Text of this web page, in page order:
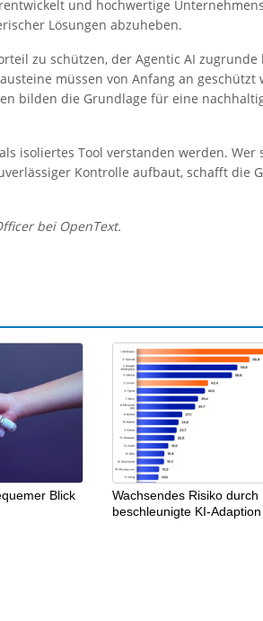
und hochwertige
Lösungen abzuheben.
zu schützen, der Agentic AI zugrunde
müssen von Anfang an geschützt
bilden die Grundlage für eine
isoliertes Tool verstanden werden. Wer
Kontrolle aufbaut, schafft die
bei OpenText.
Blick
Wachsendes Risiko durch
beschleunigte KI-Adaption